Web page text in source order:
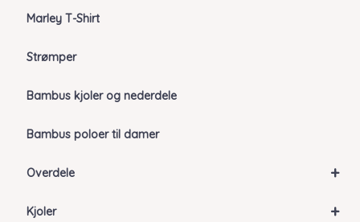
Marley T-Shirt
Strømper
Bambus kjoler og nederdele
Bambus poloer til damer
+
Overdele
+
Kjoler